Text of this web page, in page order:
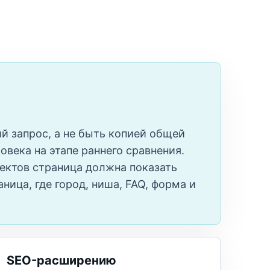
запрос, а не быть копией общей
на этапе раннего сравнения.
страница должна показать
где город, ниша, FAQ, форма и
SEO-расширению